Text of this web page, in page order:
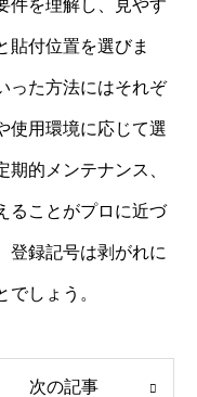
件を理解し、見やす
貼付位置を選びま
った方法にはそれぞ
使用環境に応じて選
的メンテナンス、
ることがプロに近づ
登録記号は剥がれに
でしょう。
次の記事